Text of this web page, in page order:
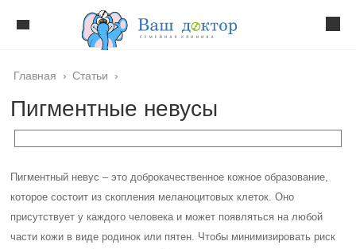
Главная › Статьи ›
Пигментные невусы
Пигментный невус – это доброкачественное кожное образование,
которое состоит из скопления меланоцитовых клеток. Оно
присутствует у каждого человека и может появляться на любой
части кожи в виде родинок или пятен. Чтобы минимизировать риск